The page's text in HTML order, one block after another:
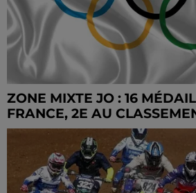
ZONE MIXTE JO : 16
FRANCE, 2E AU